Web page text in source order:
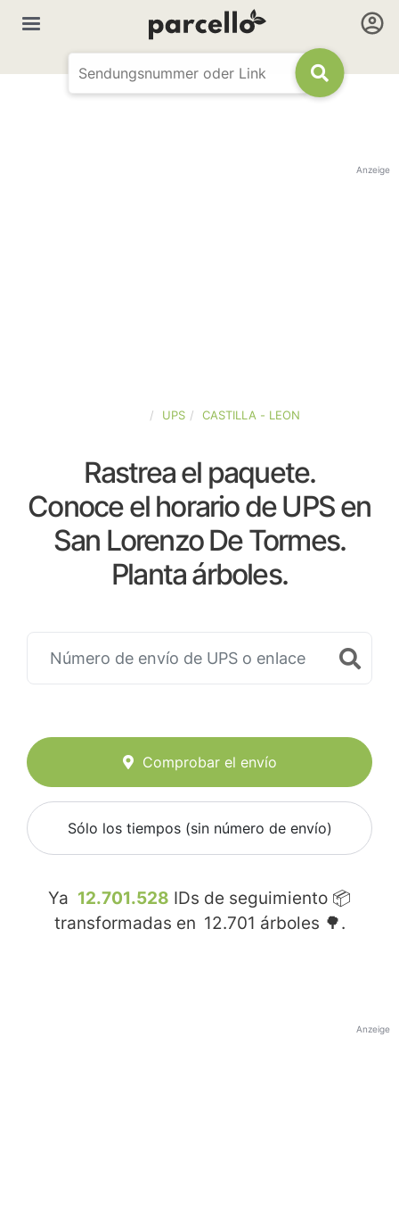
Anzeige
UPS CASTILLA - LEON
Rastrea el paquete.
Conoce el horario de UPS en
San Lorenzo De Tormes.
Planta árboles.
Comprobar el envío
Sólo los tiempos (sin número de envío)
Ya 12.701.528 IDs de seguimiento 📦
transformadas en 12.701 árboles 🌳.
Anzeige